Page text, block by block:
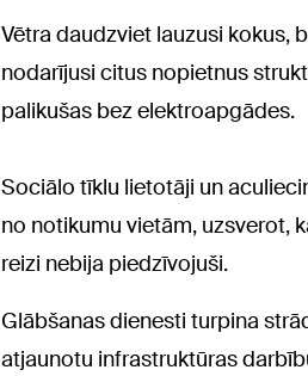
Vētra daudzviet lauzusi kokus,
nodarījusi citus nopietnus
palikušas bez elektroapgādes.
Sociālo tīklu lietotāji un
no notikumu vietām, uzsverot,
reizi nebija piedzīvojuši.
Glābšanas dienesti turpina
atjaunotu infrastruktūras